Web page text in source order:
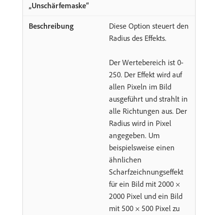
Diese Option steuert den
Radius des Effekts.
Der Wertebereich ist 0-
250. Der Effekt wird auf
allen Pixeln im Bild
ausgeführt und strahlt in
alle Richtungen aus. Der
Radius wird in Pixel
angegeben. Um
beispielsweise einen
ähnlichen
Scharfzeichnungseffekt
für ein Bild mit 2000 ×
2000 Pixel und ein Bild
mit 500 × 500 Pixel zu